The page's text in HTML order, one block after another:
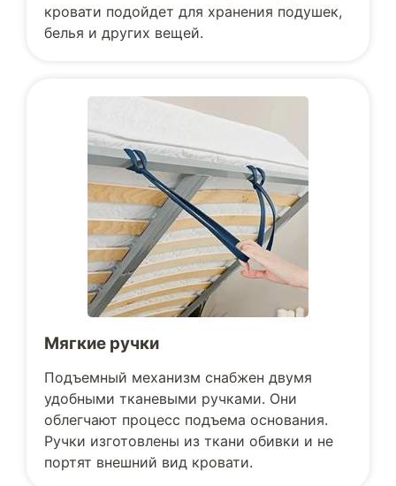
кровати подойдет для хранения подушек,
белья и других вещей.
Мягкие ручки
Подъемный механизм снабжен двумя
удобными тканевыми ручками. Они
облегчают процесс подъема основания.
Ручки изготовлены из ткани обивки и не
портят внешний вид кровати.